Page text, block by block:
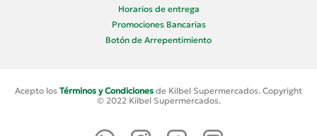
Horarios de entrega
Promociones Bancarias
Botón de Arrepentimiento
Acepto los Términos y Condiciones de Kilbel Supermercados. Copyright
© 2022 Kilbel Supermercados.